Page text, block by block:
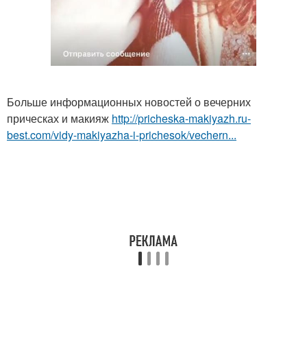
Больше информационных новостей о вечерних
прическах и макияж http://pricheska-makiyazh.ru-
best.com/vidy-makiyazha-i-prichesok/vechern...